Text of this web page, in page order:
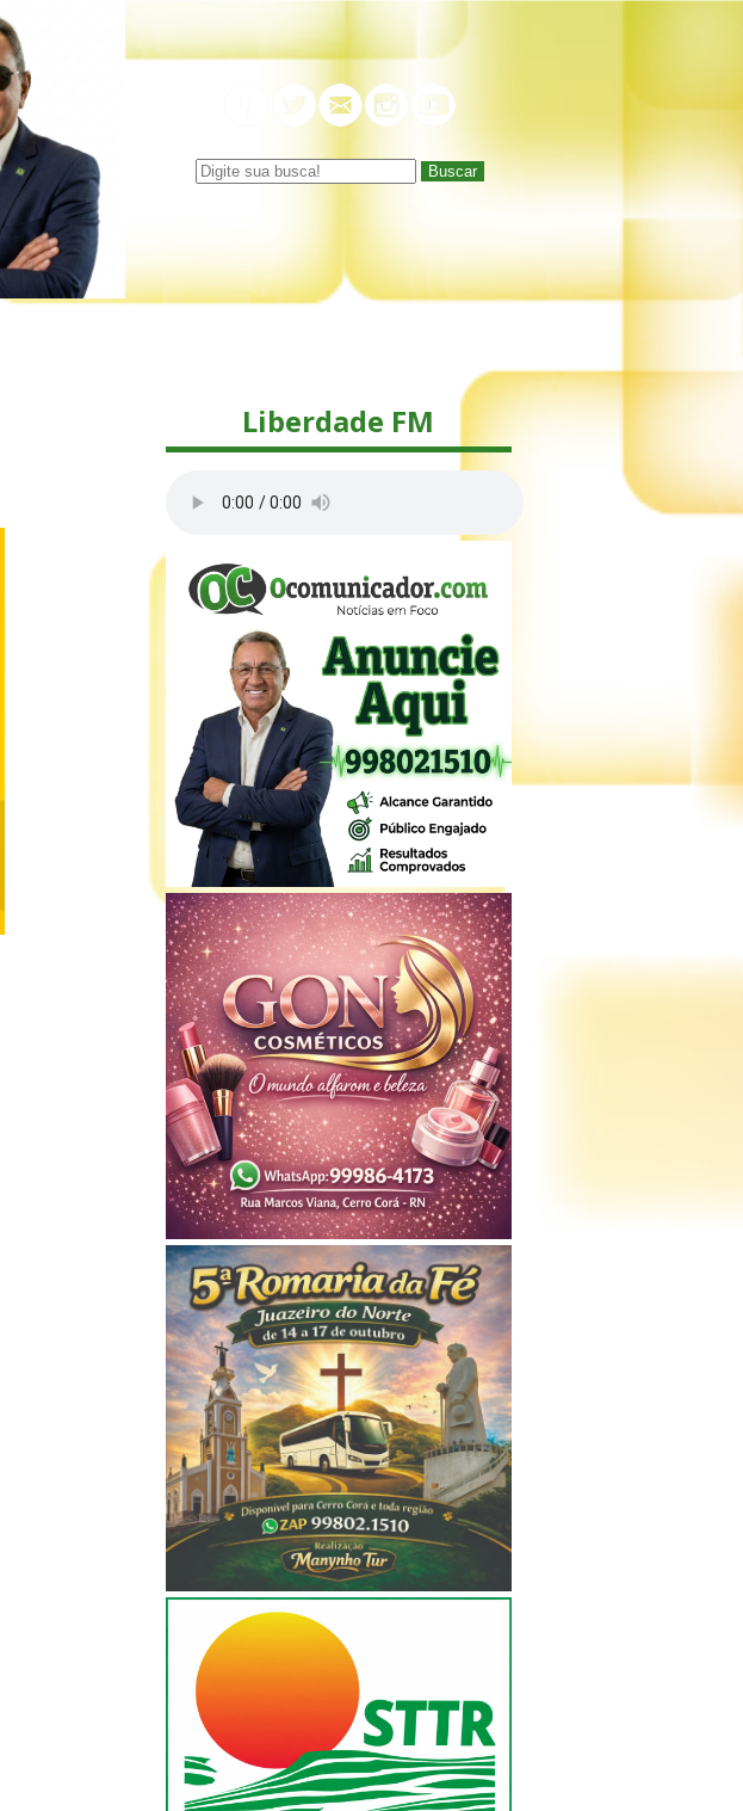
Buscar
Liberdade FM